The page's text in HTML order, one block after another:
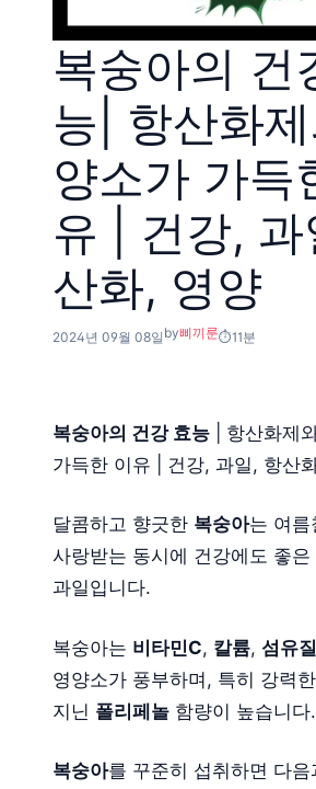
복숭아의 건
능| 항산화
양소가 가득
유 | 건강,
산화, 영양
2024년 09월 08일 by삐끼룬 11분
복숭아의 건강 효능 | 항산화제
가득한 이유 | 건강, 과일, 항산
달콤하고 향긋한 복숭아는 여름
사랑받는 동시에 건강에도 좋은
과일입니다.
복숭아는 비타민C, 칼륨, 섬유질
영양소가 풍부하며, 특히 강력한
지닌 폴리페놀 함량이 높습니다.
복숭아를 꾸준히 섭취하면 다음